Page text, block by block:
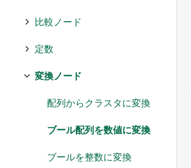
比較ノード
定数
変換ノード
配列からクラスタに変換
ブール配列を数値に変換
ブールを整数に変換